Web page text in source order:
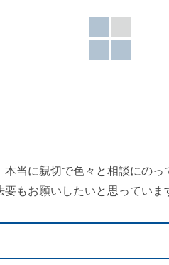
当に親切で色々と相談にのっ
もお願いしたいと思っていま